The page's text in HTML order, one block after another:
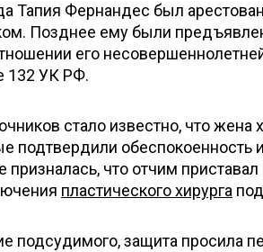
Тапия Фернандес был
Позднее ему были
его
132 УК РФ.
стало известно, что жена
подтвердили обеспокоенность
призналась, что отчим приставал
пластического хирурга
подсудимого, защита просила